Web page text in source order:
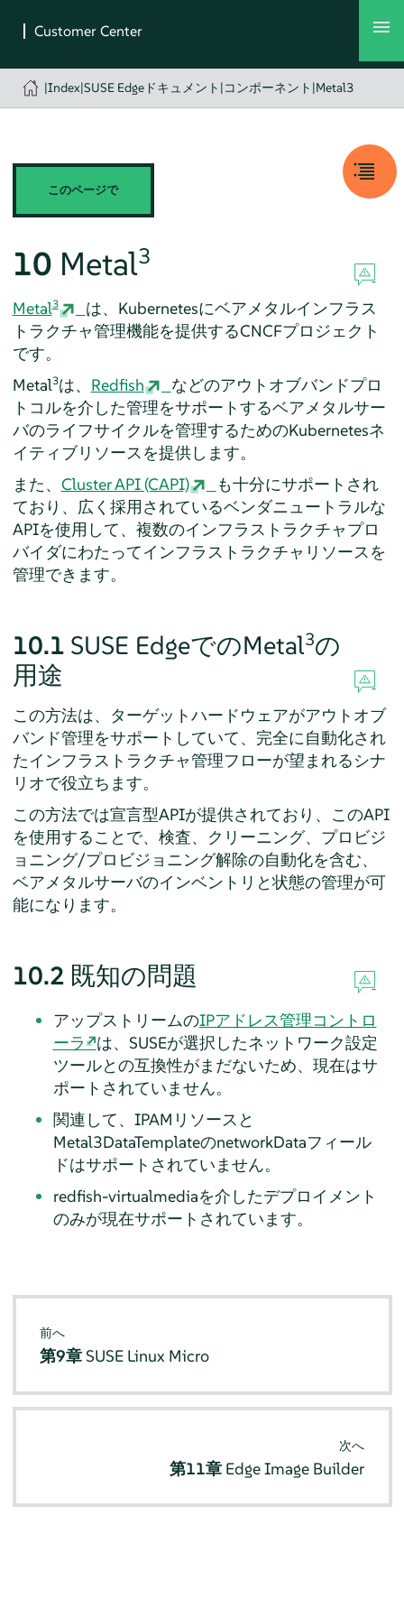
|Index|SUSE Edgeドキュメント |コンポーネント |Metal3
このページで
10 Metal3
Metal3
は、Kubernetesにベアメタルインフラス
トラクチャ管理機能を提供するCNCFプロジェクト
です。
Metal3は、 Redfish
などのアウトオブバンドプロ
トコルを介した管理をサポートするベアメタルサー
バのライフサイクルを管理するためのKubernetesネ
イティブリソースを提供します。
また、 Cluster API (CAPI)
も十分にサポートされ
ており、広く採用されているベンダニュートラルな
APIを使用して、複数のインフラストラクチャプロ
バイダにわたってインフラストラクチャリソースを
管理できます。
10.1 SUSE EdgeでのMetal3の
用途
この方法は、ターゲットハードウェアがアウトオブ
バンド管理をサポートしていて、完全に自動化され
たインフラストラクチャ管理フローが望まれるシナ
リオで役立ちます。
この方法では宣言型APIが提供されており、このAPI
を使用することで、検査、クリーニング、プロビジ
ョニング/プロビジョニング解除の自動化を含む、
ベアメタルサーバのインベントリと状態の管理が可
能になります。
10.2 既知の問題
アップストリームのIPアドレス管理コントロ
ーラ
は、SUSEが選択したネットワーク設定
ツールとの互換性がまだないため、現在はサ
ポートされていません。
関連して、IPAMリソースと
Metal3DataTemplateのnetworkDataフィール
ドはサポートされていません。
redfish-virtualmediaを介したデプロイメント
のみが現在サポートされています。
前へ
第9章 SUSE Linux Micro
次へ
第11章 Edge Image Builder